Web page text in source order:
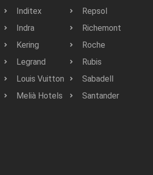
Inditex
Indra
Kering
Legrand
Louis Vuitton
Melià Hotels
Repsol
Richemont
Roche
Rubis
Sabadell
Santander